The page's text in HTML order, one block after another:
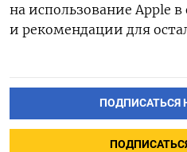
на использование Apple
и рекомендации для
ПОДПИСАТЬСЯ
ПОДПИСАТЬСЯ